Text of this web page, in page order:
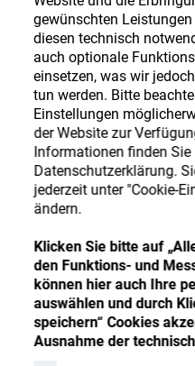
gewünschten
diesen technisch
auch optionale
einsetzen, was wir
tun werden. Bitte
Einstellungen
der Website zur
Informationen finden Sie
Datenschutzerklärung.
jederzeit unter "Cookie-
ändern.
Klicken Sie bitte auf
den Funktions- und
können hier auch Ihre
auswählen und durch
speichern“ Cookies
Ausnahme der
Feinoptik
Über uns
Karriere
Kontakt
Store
汉语
Français
Register or Sign-in
and explore our
Register